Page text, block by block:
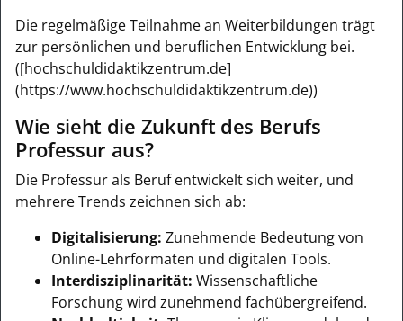
Die regelmäßige Teilnahme an Weiterbildungen trägt
zur persönlichen und beruflichen Entwicklung bei.
([hochschuldidaktikzentrum.de]
(https://www.hochschuldidaktikzentrum.de))
Wie sieht die Zukunft des Berufs
Professur aus?
Die Professur als Beruf entwickelt sich weiter, und
mehrere Trends zeichnen sich ab:
Digitalisierung: Zunehmende Bedeutung von
Online-Lehrformaten und digitalen Tools.
Interdisziplinarität: Wissenschaftliche
Forschung wird zunehmend fachübergreifend.